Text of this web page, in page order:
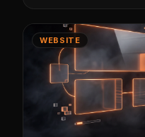
WEBSITE